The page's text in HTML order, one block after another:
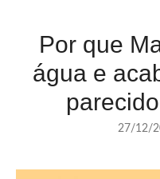
Por que
água e
27/12/